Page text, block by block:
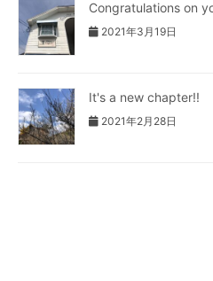
Congratulations on
2021年3月19日
It's a new chapter!!
2021年2月28日